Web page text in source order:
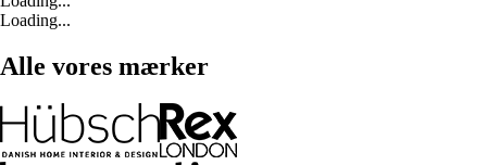
Loading...
Alle vores mærker